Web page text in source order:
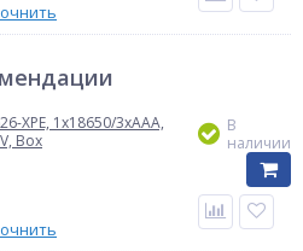
XPE, 1х18650/3xAAA,
Box
В
наличии